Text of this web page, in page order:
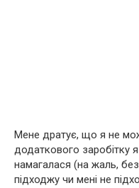
Мене дратує, що я не
додаткового заробітку
намагалася (на жаль,
підходжу чи мені не